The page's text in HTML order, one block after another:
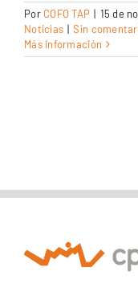
CEX: Audiovisual
Por COFO TAP | 15 de
Noticias | Sin
Más información